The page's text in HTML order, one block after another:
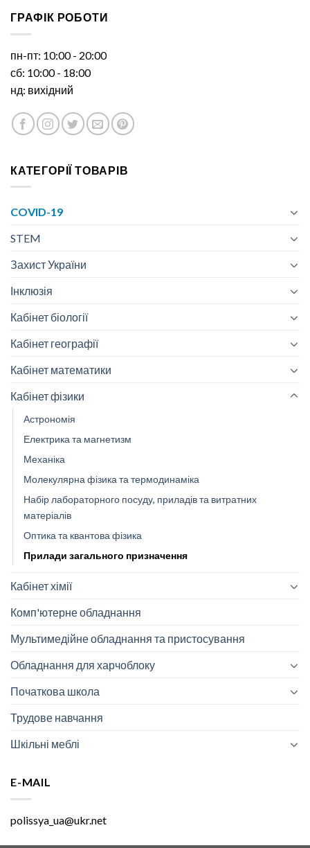
ГРАФІК РОБОТИ
пн-пт: 10:00 - 20:00
сб: 10:00 - 18:00
нд: вихідний
КАТЕГОРІЇ ТОВАРІВ
COVID-19
STEM
Захист України
Інклюзія
Кабінет біології
Кабінет географії
Кабінет математики
Кабінет фізики
Астрономія
Електрика та магнетизм
Механіка
Молекулярна фізика та термодинаміка
Набір лабораторного посуду, приладів та витратних
матеріалів
Оптика та квантова фізика
Прилади загального призначення
Кабінет хімії
Комп'ютерне обладнання
Мультимедійне обладнання та пристосування
Обладнання для харчоблоку
Початкова школа
Трудове навчання
Шкільні меблі
E-MAIL
polissya_ua@ukr.net